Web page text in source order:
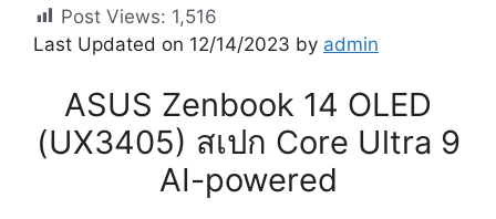
Post Views: 1,516
Last Updated on 12/14/2023 by admin
ASUS Zenbook 14 OLED
(UX3405) สเปก Core Ultra 9
AI-powered